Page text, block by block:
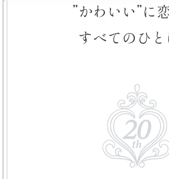
”かわいい”に
すべてのひと